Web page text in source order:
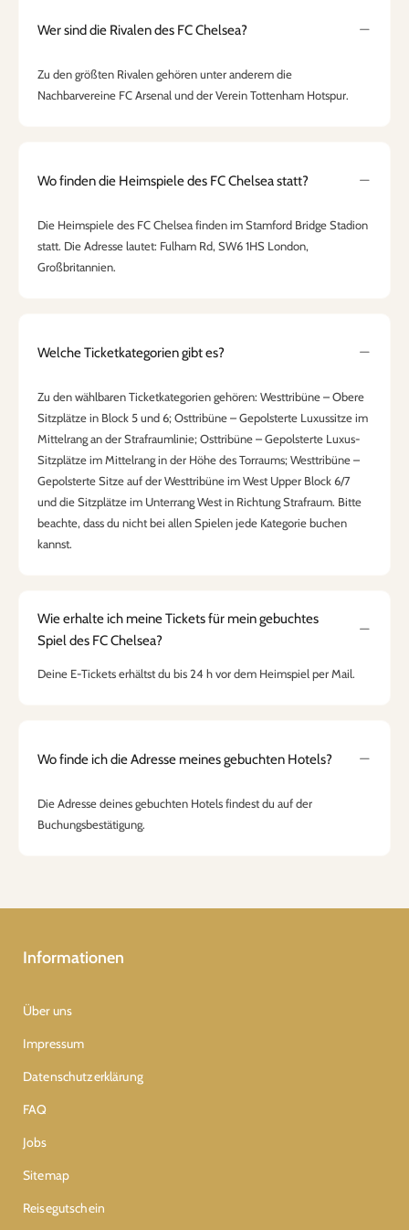
Wer sind die Rivalen des FC Chelsea?
Zu den größten Rivalen gehören unter anderem die
Nachbarvereine FC Arsenal und der Verein Tottenham Hotspur.
Wo finden die Heimspiele des FC Chelsea statt?
Die Heimspiele des FC Chelsea finden im Stamford Bridge Stadion
statt. Die Adresse lautet: Fulham Rd, SW6 1HS London,
Großbritannien.
Welche Ticketkategorien gibt es?
Zu den wählbaren Ticketkategorien gehören: Westtribüne – Obere
Sitzplätze in Block 5 und 6; Osttribüne – Gepolsterte Luxussitze im
Mittelrang an der Strafraumlinie; Osttribüne – Gepolsterte Luxus-
Sitzplätze im Mittelrang in der Höhe des Torraums; Westtribüne –
Gepolsterte Sitze auf der Westtribüne im West Upper Block 6/7
und die Sitzplätze im Unterrang West in Richtung Strafraum. Bitte
beachte, dass du nicht bei allen Spielen jede Kategorie buchen
kannst.
Wie erhalte ich meine Tickets für mein gebuchtes
Spiel des FC Chelsea?
Deine E-Tickets erhältst du bis 24 h vor dem Heimspiel per Mail.
Wo finde ich die Adresse meines gebuchten Hotels?
Die Adresse deines gebuchten Hotels findest du auf der
Buchungsbestätigung.
Informationen
Über uns
Impressum
Datenschutzerklärung
FAQ
Jobs
Sitemap
Reisegutschein